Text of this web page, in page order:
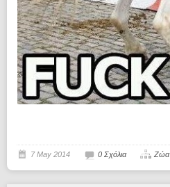
7 May 2014 0 Σχόλια Ζώα